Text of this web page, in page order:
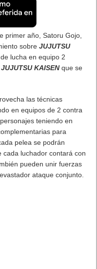
primer año, Satoru Gojo,
sobreJUJUTSU
lucha en equipo 2
JUJUTSU KAISENque se
las técnicas
en equipos de 2 contra
teniendo en
para
pelea se podrán
luchador contará con
pueden unir fuerzas
ataque conjunto.